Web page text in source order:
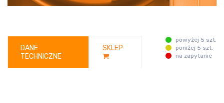
DANE
TECHNICZNE
SKLEP
powyżej 5 szt.
poniżej 5 szt.
na zapytanie